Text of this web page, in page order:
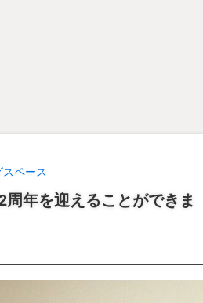
スペース
年を迎えることができま